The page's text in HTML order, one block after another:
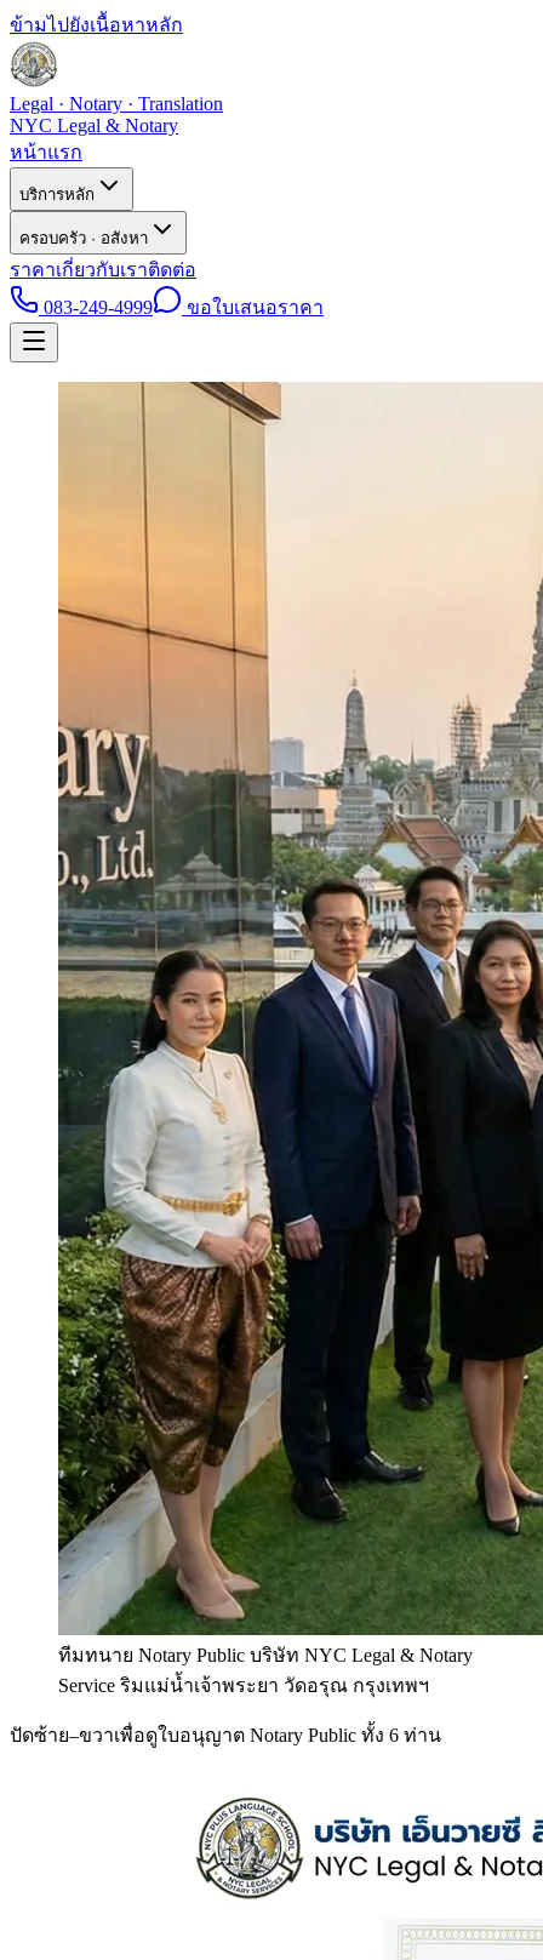
ข้ามไปยังเนื้อหาหลัก
Legal · Notary · Translation
NYC Legal & Notary
หน้าแรก
บริการหลัก
ครอบครัว · อสังหา
ราคาเกี่ยวกับเราติดต่อ
083-249-4999
ขอใบเสนอราคา
ทีมทนาย Notary Public บริษัท NYC Legal & Notary
Service ริมแม่น้ำเจ้าพระยา วัดอรุณ กรุงเทพฯ
ปัดซ้าย–ขวาเพื่อดูใบอนุญาต Notary Public ทั้ง 6 ท่าน